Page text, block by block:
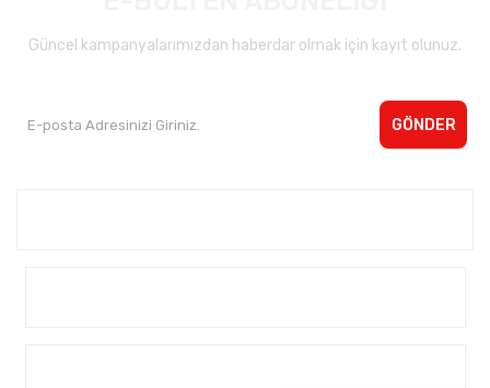
Güncel kampanyalarımızdan haberdar olmak için kayıt olunuz.
GÖNDER